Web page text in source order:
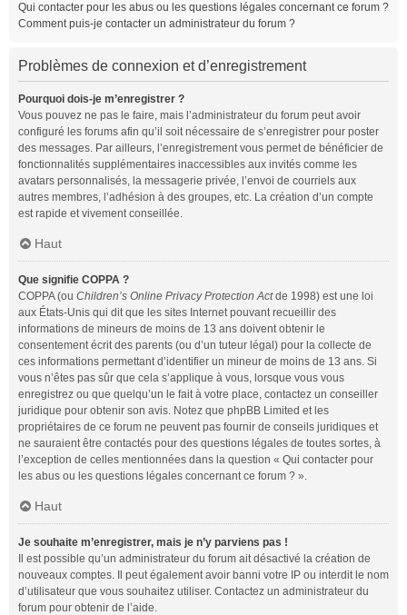
Qui contacter pour les abus ou les questions légales concernant ce forum ?
Comment puis-je contacter un administrateur du forum ?
Problèmes de connexion et d’enregistrement
Pourquoi dois-je m’enregistrer ?
Vous pouvez ne pas le faire, mais l’administrateur du forum peut avoir
configuré les forums afin qu’il soit nécessaire de s’enregistrer pour poster
des messages. Par ailleurs, l’enregistrement vous permet de bénéficier de
fonctionnalités supplémentaires inaccessibles aux invités comme les
avatars personnalisés, la messagerie privée, l’envoi de courriels aux
autres membres, l’adhésion à des groupes, etc. La création d’un compte
est rapide et vivement conseillée.
Haut
Que signifie COPPA ?
COPPA (ou Children’s Online Privacy Protection Actde 1998) est une loi
aux États-Unis qui dit que les sites Internet pouvant recueillir des
informations de mineurs de moins de 13 ans doivent obtenir le
consentement écrit des parents (ou d’un tuteur légal) pour la collecte de
ces informations permettant d’identifier un mineur de moins de 13 ans. Si
vous n’êtes pas sûr que cela s’applique à vous, lorsque vous vous
enregistrez ou que quelqu’un le fait à votre place, contactez un conseiller
juridique pour obtenir son avis. Notez que phpBB Limited et les
propriétaires de ce forum ne peuvent pas fournir de conseils juridiques et
ne sauraient être contactés pour des questions légales de toutes sortes, à
l’exception de celles mentionnées dans la question « Qui contacter pour
les abus ou les questions légales concernant ce forum ? ».
Haut
Je souhaite m’enregistrer, mais je n’y parviens pas !
Il est possible qu’un administrateur du forum ait désactivé la création de
nouveaux comptes. Il peut également avoir banni votre IP ou interdit le nom
d’utilisateur que vous souhaitez utiliser. Contactez un administrateur du
forum pour obtenir de l’aide.